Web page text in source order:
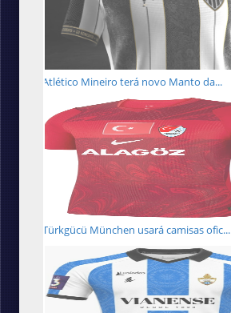
Atlético Mineiro terá novo Manto da...
Türkgücü München usará camisas ofic...